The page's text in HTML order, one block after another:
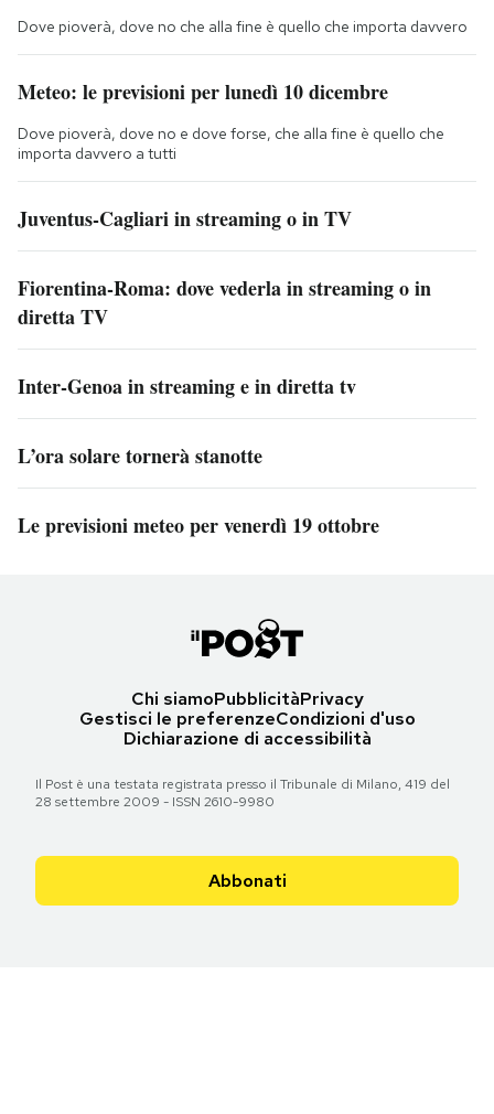
Dove pioverà, dove no che alla fine è quello che importa davvero
Meteo: le previsioni per lunedì 10 dicembre
Dove pioverà, dove no e dove forse, che alla fine è quello che
importa davvero a tutti
Juventus-Cagliari in streaming o in TV
Fiorentina-Roma: dove vederla in streaming o in
diretta TV
Inter-Genoa in streaming e in diretta tv
L’ora solare tornerà stanotte
Le previsioni meteo per venerdì 19 ottobre
Chi siamoPubblicitàPrivacy
Gestisci le preferenzeCondizioni d'uso
Dichiarazione di accessibilità
Il Post è una testata registrata presso il Tribunale di Milano, 419 del
28 settembre 2009 - ISSN 2610-9980
Abbonati